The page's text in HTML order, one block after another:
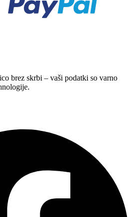
brez skrbi – vaši podatki so varno